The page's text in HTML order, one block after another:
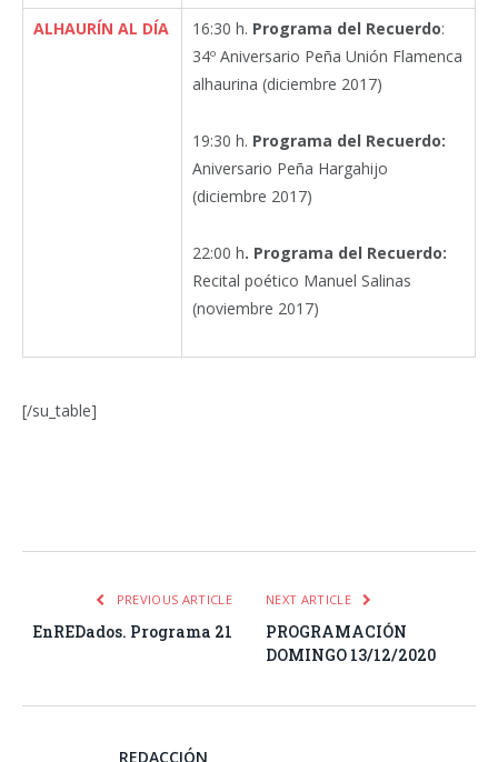
ALHAURÍN AL DÍA
16:30 h. Programa del Recuerdo:
34º Aniversario Peña Unión Flamenca
alhaurina (diciembre 2017)
19:30 h. Programa del Recuerdo:
Aniversario Peña Hargahijo
(diciembre 2017)
22:00 h. Programa del Recuerdo:
Recital poético Manuel Salinas
(noviembre 2017)
[/su_table]
PREVIOUS ARTICLE
EnREDados. Programa 21
NEXT ARTICLE
PROGRAMACIÓN
DOMINGO 13/12/2020
REDACCIÓN